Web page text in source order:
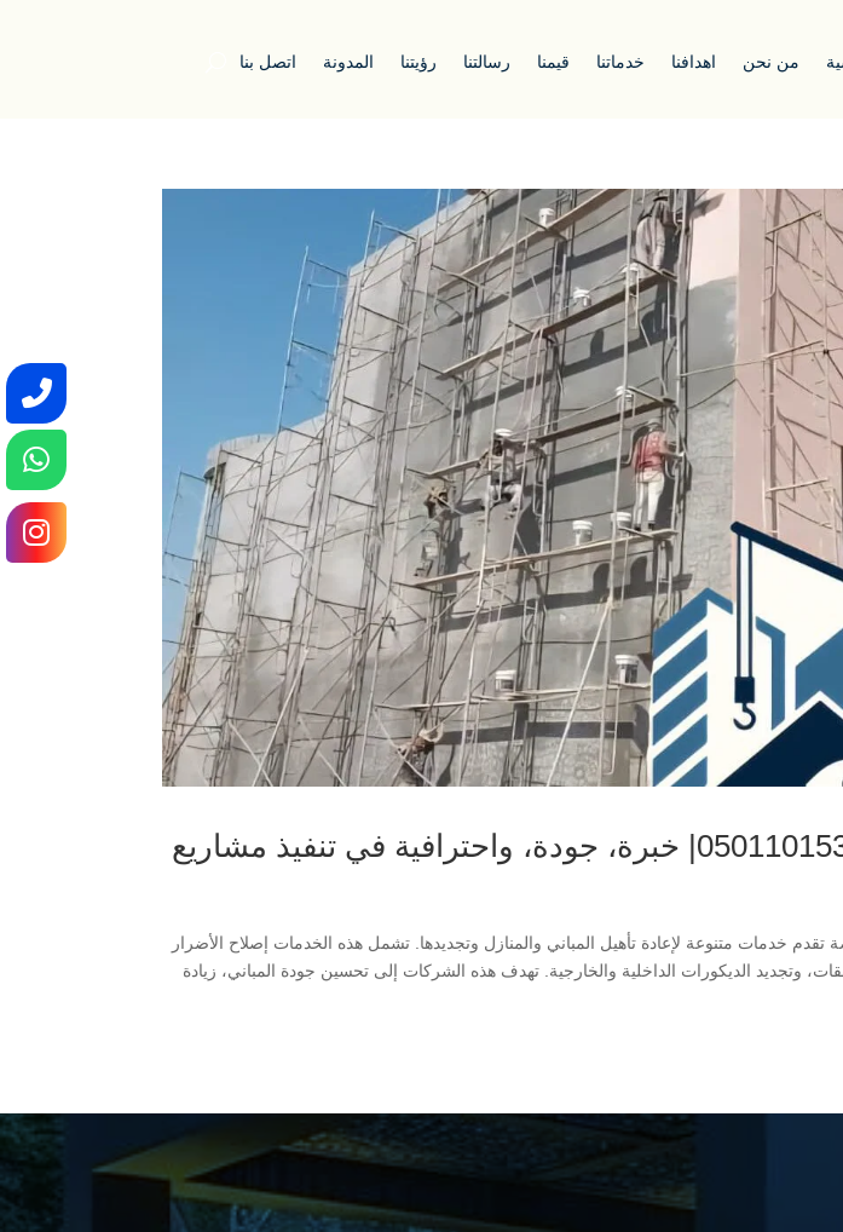
من نحن اهدافنا خدماتنا قيمنا رسالتنا رؤيتنا المدونة اتصل بنا
شركة ترميم الدمام:0501101536| خبرة، جودة، واحترافية في تنفيذ مشاريع
خدمات متنوعة لإعادة تأهيل المباني والمنازل وتجديدها. تشمل هذه الخدمات إصلاح الأضرار
وتجديد الديكورات الداخلية والخارجية. تهدف هذه الشركات إلى تحسين جودة المباني، زيادة